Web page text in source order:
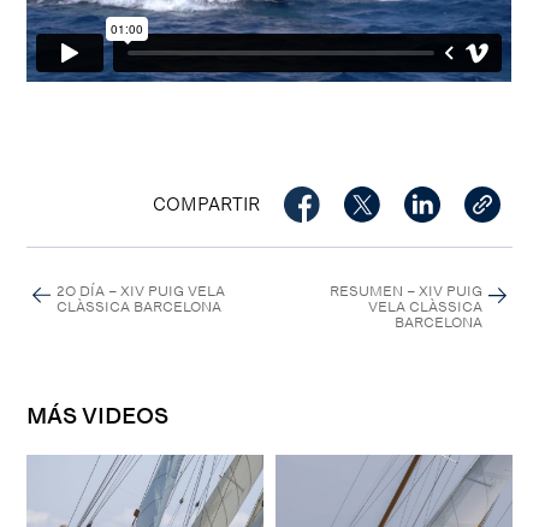
COMPARTIR
2O DÍA – XIV PUIG VELA
CLÀSSICA BARCELONA
RESUMEN – XIV PUIG
VELA CLÀSSICA
BARCELONA
MÁS VIDEOS